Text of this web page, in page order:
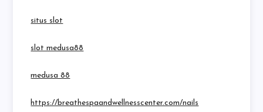
situs slot
slot medusa88
medusa 88
https://breathespaandwellnesscenter.com/nails